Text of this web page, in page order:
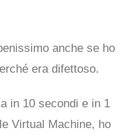
anche se ho
era difettoso.
in 10 secondi e in 1
Virtual Machine, ho